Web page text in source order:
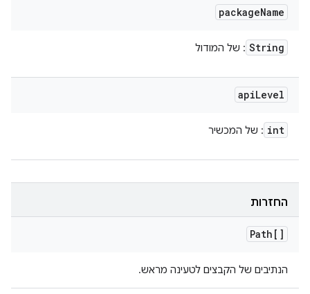
packageName
String : של המודול
apiLevel
int : של המכשיר
החזרות
Path[]
הנתיבים של הקבצים לטעינה מראש.